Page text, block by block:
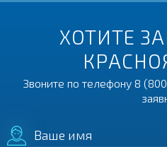
ХОТИТЕ
Звоните по телефону 8
Ваше имя